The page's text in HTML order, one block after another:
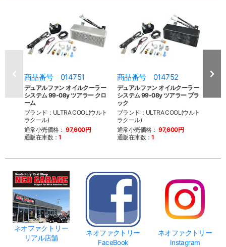
商品番号 014751
デュアルファン オイルクーラー
システム 99-08y ツアラー クロ
ーム
ブランド：ULTRA COOL(ウルト
ラクール)
通常小売価格： 97,600円
通販在庫数：1
商品番号 014752
デュアルファン オイルクーラー
システム 99-08y ツアラー ブラ
ック
ブランド：ULTRA COOL(ウルト
ラクール)
通常小売価格： 97,600円
通販在庫数：1
商
ネオファクトリー
リアル店舗
ネオファクトリー
FaceBook
ネオファクトリー
Instagram